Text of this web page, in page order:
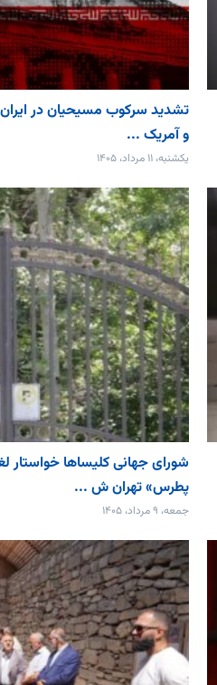
تشدید سرکوب مسیحیان در
و آمریک ...
یکشنبه، ۱۱ مرداد، ۱۴۰۵
شورای جهانی کلیساها
پطرس» تهران ش ...
جمعه، ۹ مرداد، ۱۴۰۵